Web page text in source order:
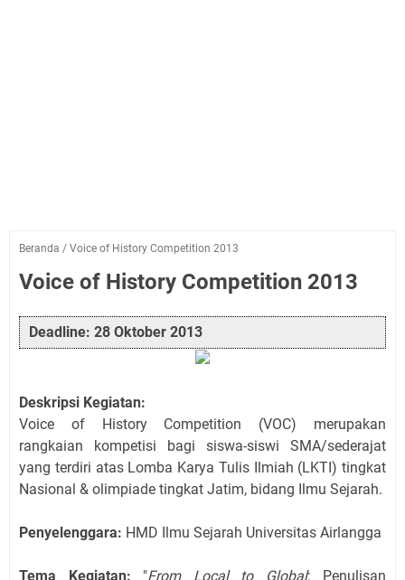
Beranda / Voice of History Competition 2013
Voice of History Competition 2013
Deadline: 28 Oktober 2013
Deskripsi Kegiatan:
Voice of History Competition (VOC) merupakan
rangkaian kompetisi bagi siswa-siswi SMA/sederajat
yang terdiri atas Lomba Karya Tulis Ilmiah (LKTI) tingkat
Nasional & olimpiade tingkat Jatim, bidang Ilmu Sejarah.
Penyelenggara: HMD Ilmu Sejarah Universitas Airlangga
Tema Kegiatan: "From Local to Global: Penulisan